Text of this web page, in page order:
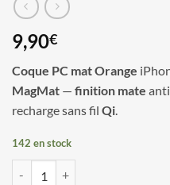
9,90€
Coque PC mat Orange
MagMat — finition mate
recharge sans fil Qi.
142 en stock